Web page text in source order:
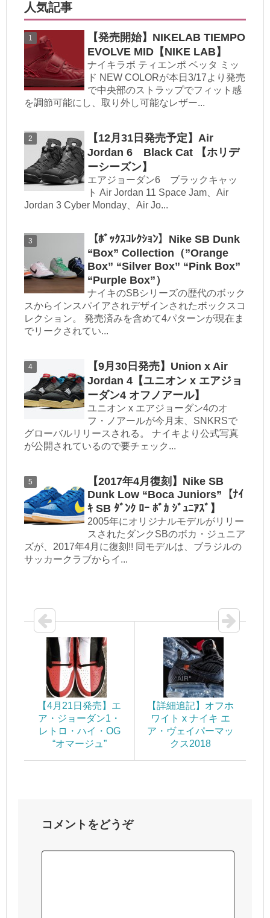
人気記事
【発売開始】NIKELAB TIEMPO
EVOLVE MID【NIKE LAB】
ナイキラボ ティエンポ ベッタ ミッ
ド NEW COLORが本日3/17より発売
で中央部のストラップでフィット感
を調節可能にし、取り外し可能なレザー...
【12月31日発売予定】Air
Jordan 6 Black Cat 【ホリデ
ーシーズン】
エアジョーダン6 ブラックキャッ
ト Air Jordan 11 Space Jam、Air
Jordan 3 Cyber Monday、Air Jo...
【ﾎﾞｯｸｽｺﾚｸｼｮﾝ】Nike SB Dunk
“Box” Collection（”Orange
Box” “Silver Box” “Pink Box”
“Purple Box”）
ナイキのSBシリーズの歴代のボック
スからインスパイアされデザインされたボックスコ
レクション。 発売済みを含めて4パターンが現在ま
でリークされてい...
【9月30日発売】Union x Air
Jordan 4【ユニオン x エアジョ
ーダン4 オフノアール】
ユニオン x エアジョーダン4のオ
フ・ノアールが今月末、SNKRSで
グローバルリリースされる。 ナイキより公式写真
が公開されているので要チェック...
【2017年4月復刻】Nike SB
Dunk Low “Boca Juniors”【ﾅｲ
ｷ SB ﾀﾞﾝｸ ﾛｰ ﾎﾞｶ ｼﾞｭﾆｱｽﾞ】
2005年にオリジナルモデルがリリー
スされたダンクSBのボカ・ジュニア
ズが、2017年4月に復刻!! 同モデルは、ブラジルの
サッカークラブからイ...
【4月21日発売】エ
ア・ジョーダン1・
レトロ・ハイ・OG
“オマージュ”
【詳細追記】オフホ
ワイト x ナイキ エ
ア・ヴェイパーマッ
クス2018
コメントをどうぞ